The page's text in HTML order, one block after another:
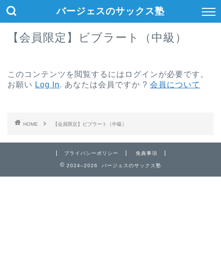
バージェスのサックス塾
【会員限定】ビブラート（中級）
このコンテンツを閲覧するにはログインが必要です。
お願い Log In. あなたは会員ですか ? 会員について
HOME 【会員限定】ビブラート（中級）
プライバシーポリシー 免責事項
2024–2026 バージェスのサックス塾